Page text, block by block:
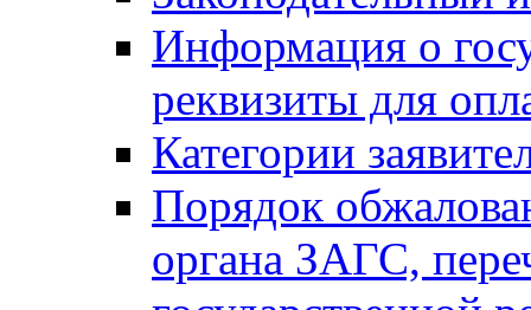
Информация о
реквизиты для
Категории
Порядок
органа ЗАГС,